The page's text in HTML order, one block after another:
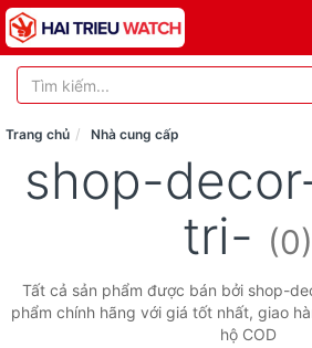
Trang chủ Nhà cung cấp
shop-
tri- (0)
Tất cả sản phẩm được bán bởi shop-
phẩm chính hãng với giá tốt nhất, giao
hộ COD